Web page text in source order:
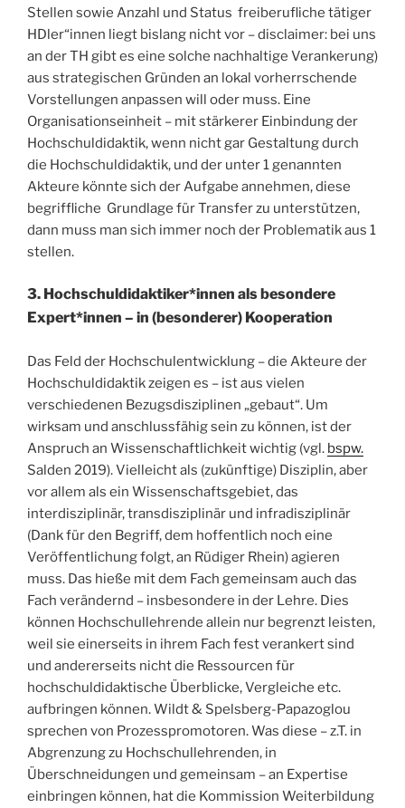
Stellen sowie Anzahl und Status freiberufliche tätiger
HDler“innen liegt bislang nicht vor – disclaimer: bei uns
an der TH gibt es eine solche nachhaltige Verankerung)
aus strategischen Gründen an lokal vorherrschende
Vorstellungen anpassen will oder muss. Eine
Organisationseinheit – mit stärkerer Einbindung der
Hochschuldidaktik, wenn nicht gar Gestaltung durch
die Hochschuldidaktik, und der unter 1 genannten
Akteure könnte sich der Aufgabe annehmen, diese
begriffliche Grundlage für Transfer zu unterstützen,
dann muss man sich immer noch der Problematik aus 1
stellen.
3. Hochschuldidaktiker*innen als besondere
Expert*innen – in (besonderer) Kooperation
Das Feld der Hochschulentwicklung – die Akteure der
Hochschuldidaktik zeigen es – ist aus vielen
verschiedenen Bezugsdisziplinen „gebaut“. Um
wirksam und anschlussfähig sein zu können, ist der
Anspruch an Wissenschaftlichkeit wichtig (vgl. bspw.
Salden 2019). Vielleicht als (zukünftige) Disziplin, aber
vor allem als ein Wissenschaftsgebiet, das
interdisziplinär, transdisziplinär und infradisziplinär
(Dank für den Begriff, dem hoffentlich noch eine
Veröffentlichung folgt, an Rüdiger Rhein) agieren
muss. Das hieße mit dem Fach gemeinsam auch das
Fach verändernd – insbesondere in der Lehre. Dies
können Hochschullehrende allein nur begrenzt leisten,
weil sie einerseits in ihrem Fach fest verankert sind
und andererseits nicht die Ressourcen für
hochschuldidaktische Überblicke, Vergleiche etc.
aufbringen können. Wildt & Spelsberg-Papazoglou
sprechen von Prozesspromotoren. Was diese – z.T. in
Abgrenzung zu Hochschullehrenden, in
Überschneidungen und gemeinsam – an Expertise
einbringen können, hat die Kommission Weiterbildung